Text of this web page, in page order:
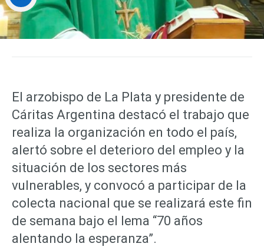
El arzobispo de La Plata y presidente de
Cáritas Argentina destacó el trabajo que
realiza la organización en todo el país,
alertó sobre el deterioro del empleo y la
situación de los sectores más
vulnerables, y convocó a participar de la
colecta nacional que se realizará este fin
de semana bajo el lema “70 años
alentando la esperanza”.
LinkedIn